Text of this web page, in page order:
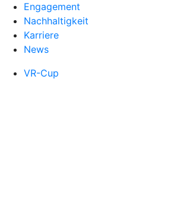
Engagement
Nachhaltigkeit
Karriere
News
VR-Cup